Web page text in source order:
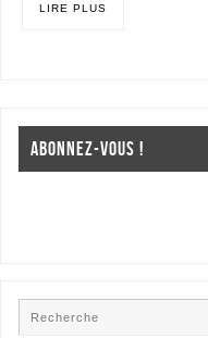
LIRE PLUS
ABONNEZ-VOUS !